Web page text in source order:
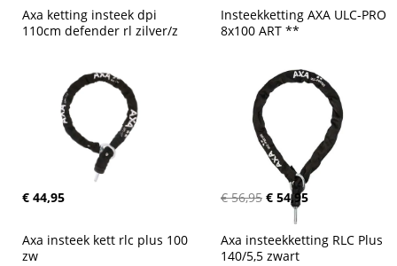
Axa ketting insteek dpi
110cm defender rl zilver/z
€ 44,95
Insteekketting AXA ULC-PRO
8x100 ART **
€ 56,95 € 54,95
Axa insteek kett rlc plus 100
zw
Axa insteekketting RLC Plus
140/5,5 zwart